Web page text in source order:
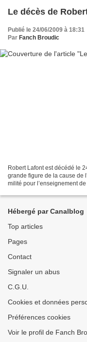
Le décès de
Publié le 24/06/2009 à 18:31
Par Fanch Broudic
Robert Lafont est décédé le
grande figure de la cause de
milité pour l’enseignement
Hébergé par Canalblog
Top articles
Pages
Contact
Signaler un abus
C.G.U.
Cookies et données
Préférences cookies
Voir le profil de Fanch